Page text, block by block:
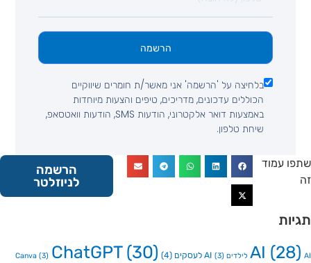
בלחיצה על 'הרשמה' אני מאשר/ת חומרים שיווקיים
הכוללים עדכונים, מדריכים, טיפים והצעות מיוחדות
באמצעות דואר אלקטרוני, הודעות SMS, הודעות וואטסאפ,
שיחת טלפון.
הרשמה
עמוד
הרשמה
לניוזלטר
AI
(3) AI לעסקים (4)
Canva(3) ChatGPT(30)